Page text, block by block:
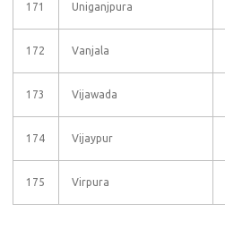
171 Uniganjpura
172 Vanjala
173 Vijawada
174 Vijaypur
175 Virpura